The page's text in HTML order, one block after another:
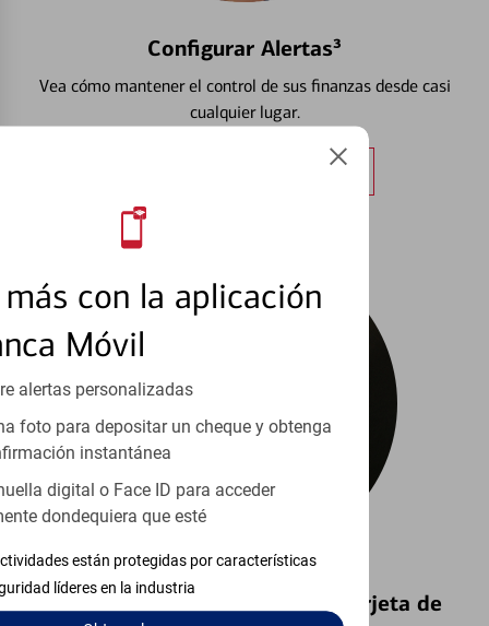
con la aplicación
Móvil
alertas personalizadas
foto para depositar un cheque y obtenga
instantánea
digital o Face ID para acceder
dondequiera que esté
están protegidas por características
líderes en la industria
Configurar Alertas³
Vea cómo mantener el control de sus finanzas desde casi
cualquier lugar.
Obtener más información
Bloquear y Desbloquear una Tarjeta de